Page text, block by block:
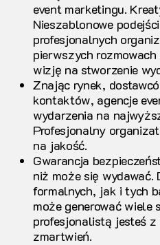
event marketingu.
Nieszablonowe
profesjonalnych
pierwszych
wizję na stworzenie
Znając rynek,
kontaktów, agencje
wydarzenia na
Profesjonalny
na jakość.
Gwarancja
niż może się wydawać.
formalnych, jak i tych
może generować wiele
profesjonalistą jesteś
zmartwień.